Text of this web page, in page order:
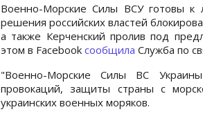
Военно-Морские Силы ВСУ готовы
решения российских властей
а также Керченский пролив под
этом в Facebook сообщила Служба по
"Военно-Морские Силы ВС
провокаций, защиты страны с
украинских военных моряков.